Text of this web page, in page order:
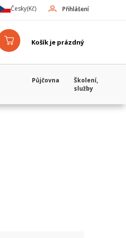
Přihlášení
Česky(Kč)
Košík je prázdný
Půjčovna
Školení,
služby